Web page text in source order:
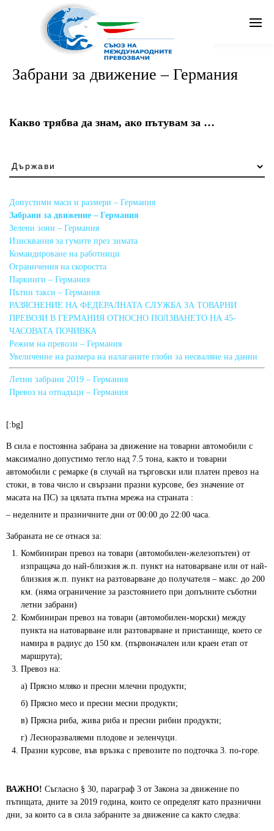
Забрани за движение – Германия
Какво трябва да знам, ако пътувам за …
Какво
трябва
знам,
ако
пътувам
за
…
Допустими маси и размери – Германия
Забрани за движение – Германия
Зелени зони – Германия
Изисквания за гумите през зимата
Командироване на работници
Ограничения на скоростта
Паркинги – Германия
Пътни такси – Германия
РАЗЯСНЕНИЕ НА ФЕДЕРАЛНАТА СЛУЖБА ЗА ТОВАРНИ
ПРЕВОЗИ В ГЕРМАНИЯ ОТНОСНО ПОЛЗВАНЕТО НА 45-
ЧАСОВАТА ПОЧИВКА
Режим на превози – Германия
Увеличение на размера на налаганите глоби за несваляне на данни
Летни забрани 2019 – Германия
Превоз на отпадъци – Германия
[:bg]
В сила е постоянна забрана за движение на товарни автомобили с
максимално допустимо тегло над 7.5 тона, както и товарни
автомобили с ремарке (в случай на търговски или платен превоз на
стоки, в това число и свързани празни курсове, без значение от
масата на ПС) за цялата пътна мрежа на страната :
– неделните и празничните дни от 00:00 до 22:00 часа.
Забраната не се отнася за:
Комбиниран превоз на товари (автомобилен-железопътен) от
изпращача до най-близкия ж.п. пункт на натоварване или от най-
близкия ж.п. пункт на разтоварване до получателя – макс. до 200
км. (няма ограничение за разстоянието при допълните съботни
летни забрани)
Комбиниран превоз на товари (автомобилен-морски) между
пункта на натоварване или разтоварване и пристанище, което се
намира в радиус до 150 км. (първоначален или краен етап от
маршрута);
Превоз на:
а) Прясно мляко и пресни млечни продукти;
б) Прясно месо и пресни месни продукти;
в) Прясна риба, жива риба и пресни рибни продукти;
г) Лесноразваляеми плодове и зеленчуци.
Празни курсове, във връзка с превозите по подточка 3. по-горе.
ВАЖНО! Съгласно § 30, параграф 3 от Закона за движение по
пътищата, дните за 2019 година, които се определят като празнични
дни, за които са в сила забраните за движение са както следва: